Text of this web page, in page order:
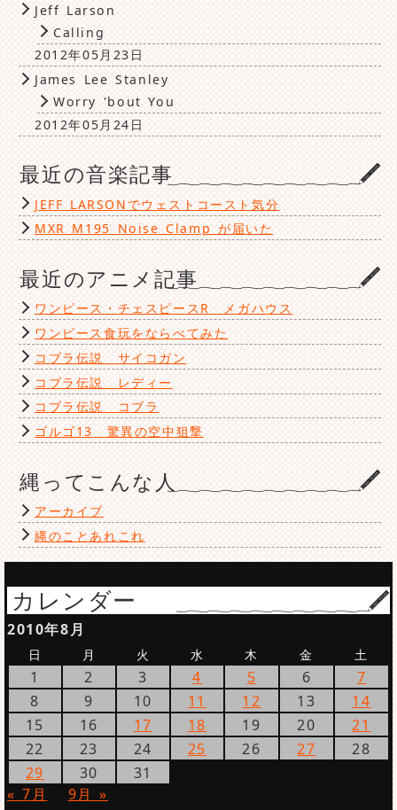
Jeff Larson
Calling
2012年05月23日
James Lee Stanley
Worry 'bout You
2012年05月24日
最近の音楽記事
JEFF LARSONでウェストコースト気分
MXR M195 Noise Clamp が届いた
最近のアニメ記事
ワンピース・チェスピースR メガハウス
ワンピース食玩をならべてみた
コブラ伝説 サイコガン
コブラ伝説 レディー
コブラ伝説 コブラ
ゴルゴ13 驚異の空中狙撃
縄ってこんな人
アーカイブ
縄のことあれこれ
カレンダー
2010年8月
日 月 火 水 木 金 土
1 2 3 4 5 6
7
8
9 10 11 12 13
14
15
16 17 18 19 20
21
22
23 24 25 26 27
28
29
30
31
« 7月
9月 »